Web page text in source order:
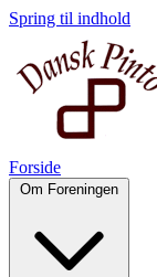
Spring til indhold
Forside
Om Foreningen